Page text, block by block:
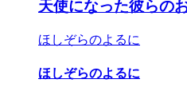
天使になった彼らの
ほしぞらのよるに
ほしぞらのよるに